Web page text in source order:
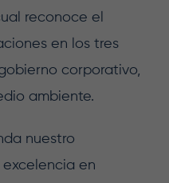
reconoce el
en los tres
corporativo,
ambiente.
nuestro
en